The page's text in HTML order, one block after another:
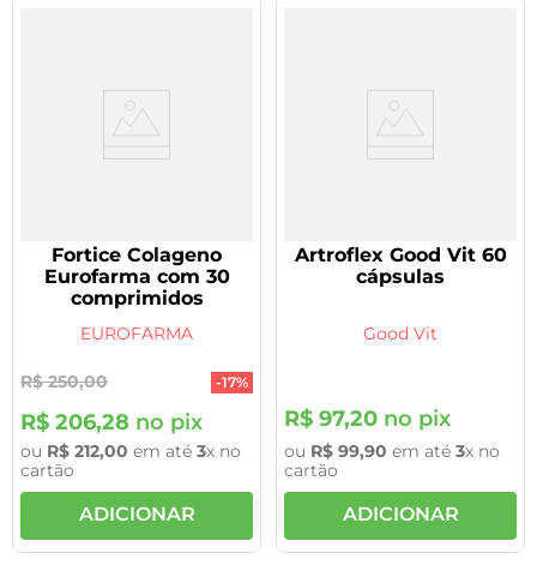
Fortice Colageno
Eurofarma com 30
comprimidos
EUROFARMA
R$ 250,00 -17%
R$ 206,28 no pix
ou R$ 212,00 em até 3x no
cartão
ADICIONAR
Artroflex Good Vit 60
cápsulas
Good Vit
R$ 97,20 no pix
ou R$ 99,90 em até 3x no
cartão
ADICIONAR